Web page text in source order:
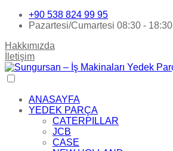
+90 538 824 99 95
Pazartesi/Cumartesi 08:30 - 18:30
Hakkımızda
İletişim
ANASAYFA
YEDEK PARÇA
CATERPILLAR
JCB
CASE